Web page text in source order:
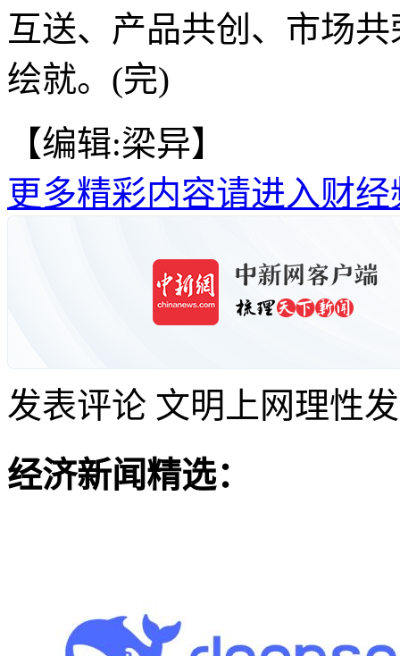
互送、产品共创、市场
绘就。(完)
【编辑:梁异】
更多精彩内容请进入财经
发表评论 文明上网理性
经济新闻精选：